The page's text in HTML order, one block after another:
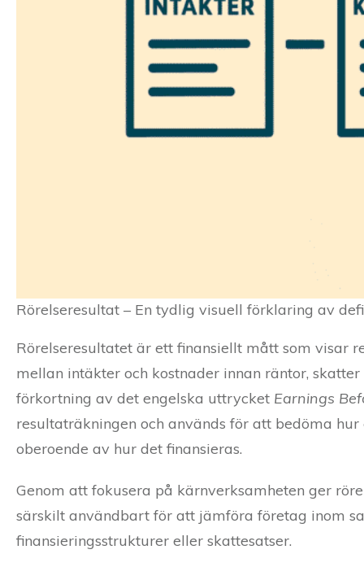
Rörelseresultat – En tydlig visuell förklaring av
Rörelseresultatet är ett finansiellt mått som visar
mellan intäkter och kostnader innan räntor,
förkortning av det engelska uttrycket Earnings
resultaträkningen och används för att bedöma
oberoende av hur det finansieras.
Genom att fokusera på kärnverksamheten ger
särskilt användbart för att jämföra företag inom
finansieringsstrukturer eller skattesatser.